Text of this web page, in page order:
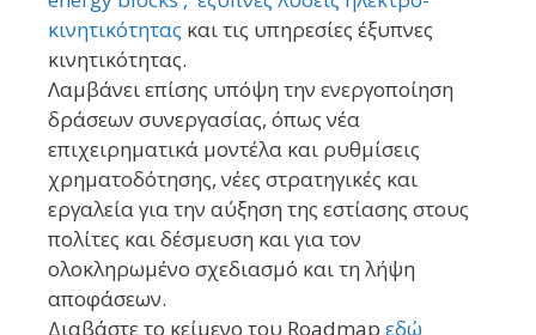
κινητικότητας και τις υπηρεσίες έξυπνες
κινητικότητας.
Λαμβάνει επίσης υπόψη την ενεργοποίηση
δράσεων συνεργασίας, όπως νέα
επιχειρηματικά μοντέλα και ρυθμίσεις
χρηματοδότησης, νέες στρατηγικές και
εργαλεία για την αύξηση της εστίασης στους
πολίτες και δέσμευση και για τον
ολοκληρωμένο σχεδιασμό και τη λήψη
αποφάσεων.
Διαβάστε το κείμενο του Roadmap εδώ